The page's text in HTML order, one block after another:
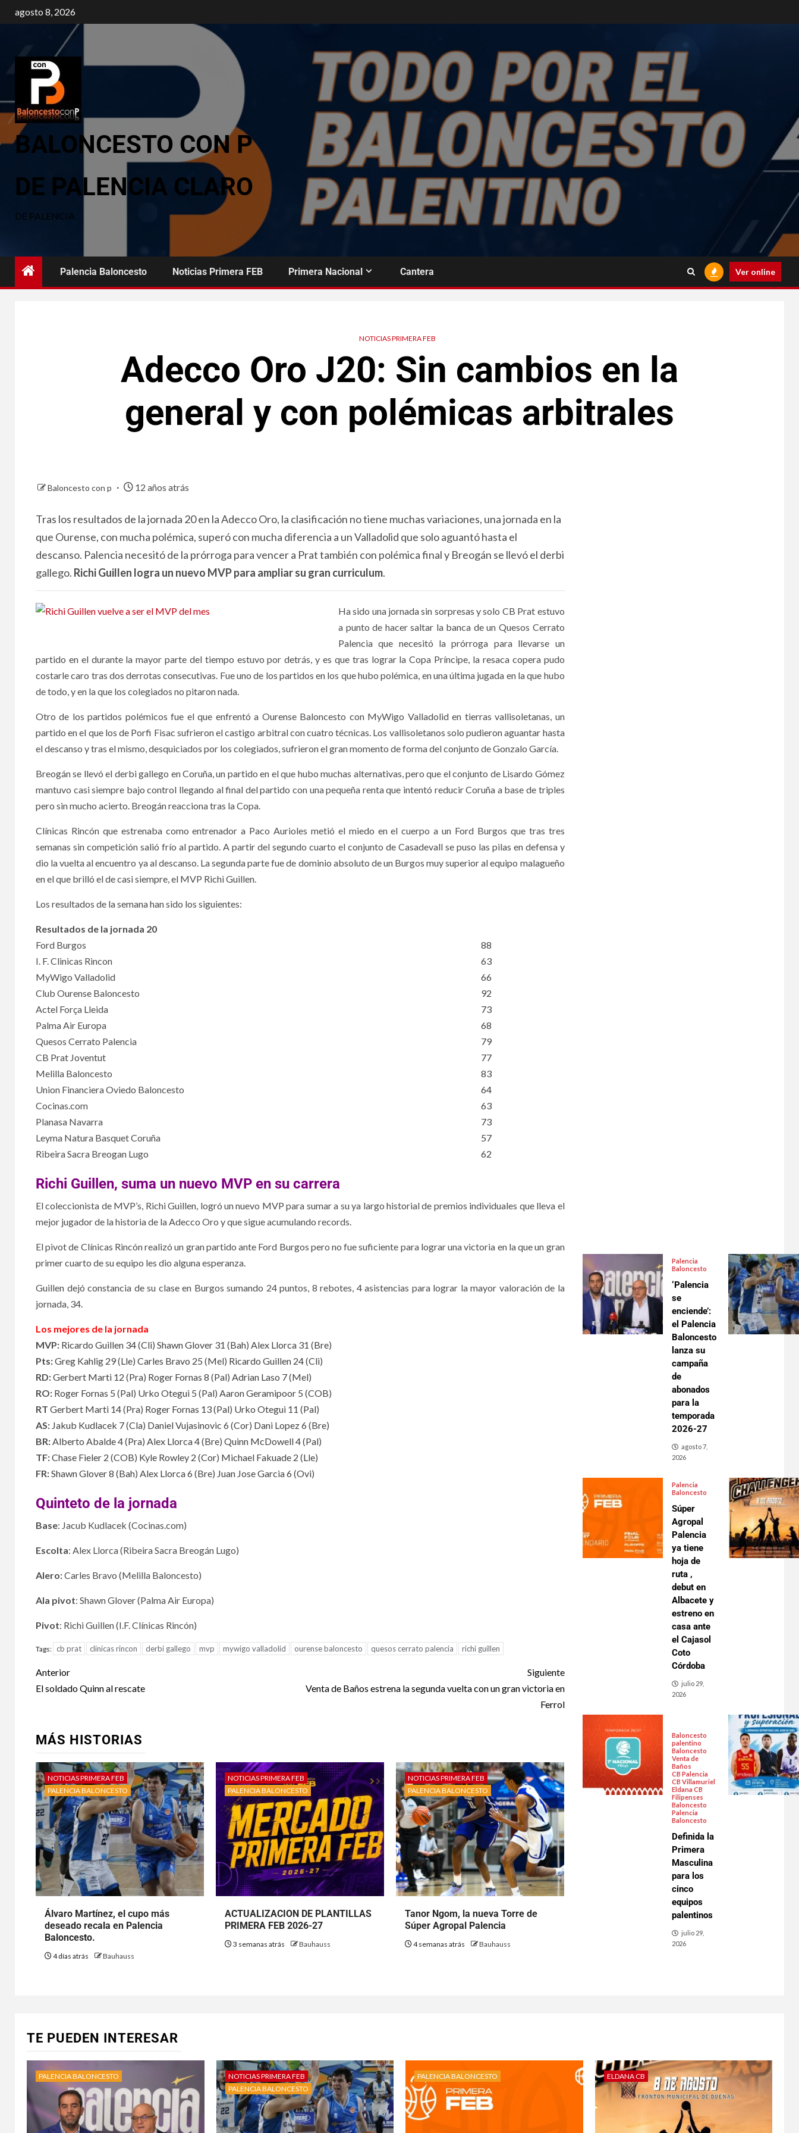
agosto 8, 2026
BALONCESTO CON P
DE PALENCIA CLARO
DE PALENCIA
Palencia Baloncesto Noticias Primera FEB Primera Nacional Cantera Ver online
NOTICIAS PRIMERA FEB
Adecco Oro J20: Sin cambios en la
general y con polémicas arbitrales
Baloncesto con p 12 años atrás
Tras los resultados de la jornada 20 en la Adecco Oro, la clasificación no tiene muchas variaciones, una jornada en la
que Ourense, con mucha polémica, superó con mucha diferencia a un Valladolid que solo aguantó hasta el
descanso. Palencia necesitó de la prórroga para vencer a Prat también con polémica final y Breogán se llevó el derbi
gallego. Richi Guillen logra un nuevo MVP para ampliar su gran curriculum.
Ha sido una jornada sin sorpresas y solo CB Prat estuvo
a punto de hacer saltar la banca de un Quesos Cerrato
Palencia que necesitó la prórroga para llevarse un
partido en el durante la mayor parte del tiempo estuvo por detrás, y es que tras lograr la Copa Príncipe, la resaca copera pudo
costarle caro tras dos derrotas consecutivas. Fue uno de los partidos en los que hubo polémica, en una última jugada en la que hubo
de todo, y en la que los colegiados no pitaron nada.
Otro de los partidos polémicos fue el que enfrentó a Ourense Baloncesto con MyWigo Valladolid en tierras vallisoletanas, un
partido en el que los de Porfi Fisac sufrieron el castigo arbitral con cuatro técnicas. Los vallisoletanos solo pudieron aguantar hasta
el descanso y tras el mismo, desquiciados por los colegiados, sufrieron el gran momento de forma del conjunto de Gonzalo García.
Breogán se llevó el derbi gallego en Coruña, un partido en el que hubo muchas alternativas, pero que el conjunto de Lisardo Gómez
mantuvo casi siempre bajo control llegando al final del partido con una pequeña renta que intentó reducir Coruña a base de triples
pero sin mucho acierto. Breogán reacciona tras la Copa.
Clínicas Rincón que estrenaba como entrenador a Paco Aurioles metió el miedo en el cuerpo a un Ford Burgos que tras tres
semanas sin competición salió frío al partido. A partir del segundo cuarto el conjunto de Casadevall se puso las pilas en defensa y
dio la vuelta al encuentro ya al descanso. La segunda parte fue de dominio absoluto de un Burgos muy superior al equipo malagueño
en el que brilló el de casi siempre, el MVP Richi Guillen.
Los resultados de la semana han sido los siguientes:
Resultados de la jornada 20
Ford Burgos
I. F. Clinicas Rincon
88
63
MyWigo Valladolid
Club Ourense Baloncesto
66
92
Actel Força Lleida
Palma Air Europa
73
68
Quesos Cerrato Palencia
CB Prat Joventut
79
77
Melilla Baloncesto
Union Financiera Oviedo Baloncesto
83
64
Cocinas.com
Planasa Navarra
63
73
Leyma Natura Basquet Coruña
Ribeira Sacra Breogan Lugo
57
62
Richi Guillen, suma un nuevo MVP en su carrera
El coleccionista de MVP’s, Richi Guillen, logró un nuevo MVP para sumar a su ya largo historial de premios individuales que lleva el
mejor jugador de la historia de la Adecco Oro y que sigue acumulando records.
El pivot de Clínicas Rincón realizó un gran partido ante Ford Burgos pero no fue suficiente para lograr una victoria en la que un gran
primer cuarto de su equipo les dio alguna esperanza.
Guillen dejó constancia de su clase en Burgos sumando 24 puntos, 8 rebotes, 4 asistencias para lograr la mayor valoración de la
jornada, 34.
Los mejores de la jornada
MVP: Ricardo Guillen 34(Cli) Shawn Glover 31 (Bah) Alex Llorca 31 (Bre)
Pts:Greg Kahlig 29(Lle) Carles Bravo 25 (Mel) Ricardo Guillen 24(Cli)
RD:Gerbert Marti 12 (Pra) Roger Fornas 8 (Pal) Adrian Laso 7(Mel)
RO: Roger Fornas 5 (Pal) Urko Otegui 5 (Pal) Aaron Geramipoor 5 (COB)
RT Gerbert Marti 14(Pra) Roger Fornas 13(Pal) Urko Otegui 11 (Pal)
AS: Jakub Kudlacek 7(Cla) Daniel Vujasinovic 6 (Cor) Dani Lopez 6 (Bre)
BR:Alberto Abalde 4(Pra) Alex Llorca 4(Bre) Quinn McDowell 4(Pal)
TF:Chase Fieler 2 (COB) Kyle Rowley 2 (Cor) Michael Fakuade 2 (Lle)
FR:Shawn Glover 8 (Bah) Alex Llorca 6 (Bre) Juan Jose Garcia 6 (Ovi)
Quinteto de la jornada
Base: Jacub Kudlacek (Cocinas.com)
Escolta: Alex Llorca (Ribeira Sacra Breogán Lugo)
Alero:Carles Bravo (Melilla Baloncesto)
Ala pivot: Shawn Glover (Palma Air Europa)
Pivot: Richi Guillen (I.F. Clínicas Rincón)
Tags: cb prat clinicas rincon derbi gallego mvp mywigo valladolid ourense baloncesto quesos cerrato palencia richi guillen
Anterior
El soldado Quinn al rescate
Siguiente
Venta de Baños estrena la segunda vuelta con un gran victoria en
Ferrol
MÁS HISTORIAS
NOTICIAS PRIMERA FEB
PALENCIA BALONCESTO
Álvaro Martínez, el cupo más
deseado recala en Palencia
Baloncesto.
4 días atrás Bauhauss
NOTICIAS PRIMERA FEB
PALENCIA BALONCESTO
ACTUALIZACION DE PLANTILLAS
PRIMERA FEB 2026-27
3 semanas atrás Bauhauss
NOTICIAS PRIMERA FEB
PALENCIA BALONCESTO
Tanor Ngom, la nueva Torre de
Súper Agropal Palencia
4 semanas atrás Bauhauss
Palencia
Baloncesto
‘Palencia
se
enciende’:
el Palencia
Baloncesto
lanza su
campaña
de
abonados
para la
temporada
2026-27
agosto 7,
2026
Palencia
Baloncesto
Súper
Agropal
Palencia
ya tiene
hoja de
ruta ,
debut en
Albacete y
estreno en
casa ante
el Cajasol
Coto
Córdoba
julio 29,
2026
Baloncesto
palentino
Baloncesto
Venta de
Baños
CB Palencia
CB Villamuriel
Eldana CB
Filipenses
Baloncesto
Palencia
Baloncesto
Definida la
Primera
Masculina
para los
cinco
equipos
palentinos
julio 29,
2026
TE PUEDEN INTERESAR
PALENCIA BALONCESTO
NOTICIAS PRIMERA FEB
PALENCIA BALONCESTO
PALENCIA BALONCESTO ELDANA CB